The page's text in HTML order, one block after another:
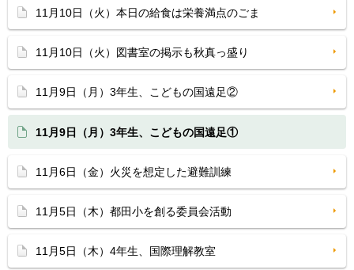
11月10日（火）本日の給食は栄養満点のごま
11月10日（火）図書室の掲示も秋真っ盛り
11月9日（月）3年生、こどもの国遠足②
11月9日（月）3年生、こどもの国遠足①
11月6日（金）火災を想定した避難訓練
11月5日（木）都田小を創る委員会活動
11月5日（木）4年生、国際理解教室